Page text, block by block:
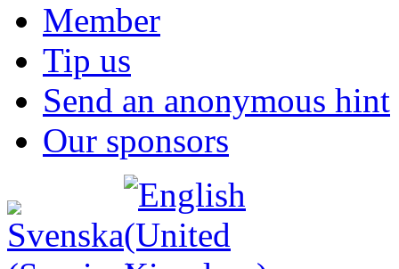
Member
Tip us
Send an anonymous hint
Our sponsors